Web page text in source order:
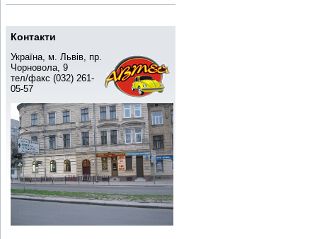
Контакти
Україна, м. Львів, пр.
Чорновола, 9
тел/факс (032) 261-
05-57